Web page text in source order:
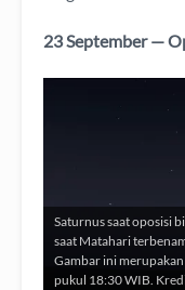
23 September —
Saturnus saat oposisi
saat Matahari
Gambar ini
pukul 18:30 WIB.